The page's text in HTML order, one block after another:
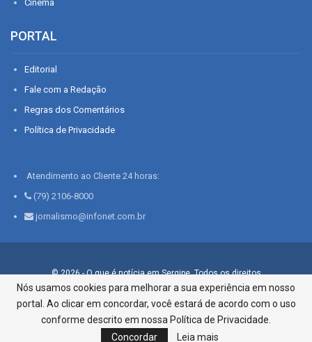
Cinema
PORTAL
Editorial
Fale com a Redação
Regras dos Comentários
Política de Privacidade
Atendimento ao Cliente 24 horas:
(79) 2106-8000
jornalismo@infonet.com.br
© 2026 - O que é notícia em Sergipe. Todos os direitos
reservados.
Infonet - Rua Monsenhor Silveira 276, Bairro São José |
Aracaju-SE, CEP 49015-030, Fone: 79.2106.8000 - CI Centro de
Informações LTDA
Nós usamos cookies para melhorar a sua experiência em nosso
portal. Ao clicar em concordar, você estará de acordo com o uso
conforme descrito em nossa Política de Privacidade.
Concordar
Leia mais